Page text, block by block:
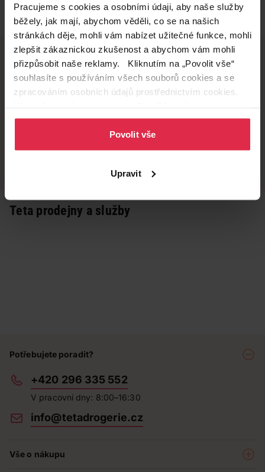
Pracujeme s cookies a osobními údaji, aby naše služby
běžely, jak mají, abychom věděli, co se na našich
stránkách děje, mohli vám nabízet užitečné funkce, mohli
zlepšit zákaznickou zkušenost a abychom vám mohli
přizpůsobit naše reklamy. Kliknutím na „Povolit vše“
souhlasíte s používáním všech souborů cookies a se
zpracováním osobních údajů prostřednictvím cookies.
osobních údajů.
Povolit vše
Upravit
Doručení zdarma
při nákupu nad 1 200 Kč
Věrnostní slevy
ušetřete s Teta klubem
Vyzvednutí na
Široká síť prodejen
Teta prodejny a služby
Potřebujete poradit?
+420 296 335 552
V pracovní dny: 8:00–16:30
info@tetadrogerie.cz
Vše o nákupu